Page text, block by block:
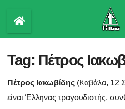
content
Tag: Πέτρος
Πέτρος Ιακωβίδης (Καβάλα, 12
είναι Έλληνας τραγουδιστής,